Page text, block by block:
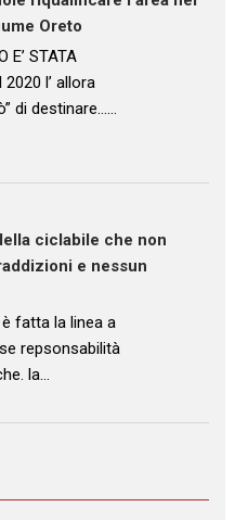
Oreto
E’ STATA
2020 l’ allora
di destinare……
ciclabile che non
e nessun
fatta la linea a
repsonsabilità
la…